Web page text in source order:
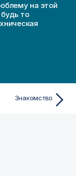
на этой
то
Знакомство